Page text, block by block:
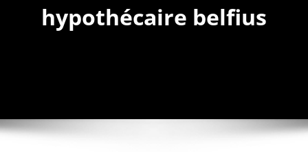
hypothécaire belfius